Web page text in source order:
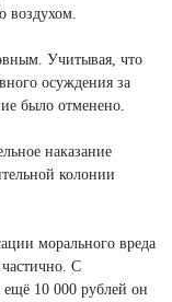
воздухом.
Учитывая, что
осуждения за
было отменено.
наказание
колонии
морального вреда
С
10 000 рублей он